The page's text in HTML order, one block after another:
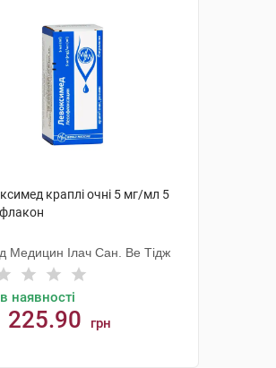
краплі очні 5 мг/мл 5
Медицин Ілач Сан. Ве Тідж
наявності
225.90 грн